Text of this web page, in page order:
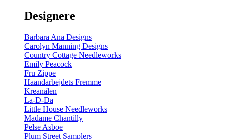
Designere
Barbara Ana Designs
Carolyn Manning Designs
Country Cottage Needleworks
Emily Peacock
Fru Zippe
Haandarbejdets Fremme
Kreanålen
La-D-Da
Little House Needleworks
Madame Chantilly
Pelse Asboe
Plum Street Samplers